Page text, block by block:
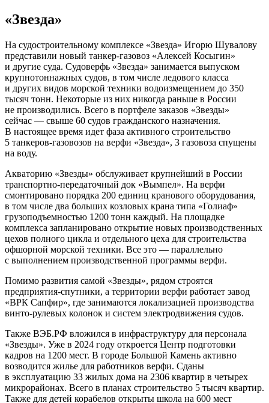
«Звезда»
На судостроительному комплексе «Звезда» Игорю Шувалову
представили новый танкер-газовоз «Алексей Косыгин»
и другие суда. Судоверфь «Звезда» занимается выпуском
крупнотоннажных судов, в том числе ледового класса
и других видов морской техники водоизмещением до 350
тысяч тонн. Некоторые из них никогда раньше в России
не производились. Всего в портфеле заказов «Звезды»
сейчас — свыше 60 судов гражданского назначения.
В настоящее время идет фаза активного строительство
5 танкеров-газовозов на верфи «Звезда», 3 газовоза спущены
на воду.
Акваторию «Звезды» обслуживает крупнейший в России
транспортно-передаточный док «Вымпел». На верфи
смонтировано порядка 200 единиц кранового оборудования,
в том числе два больших козловых крана типа «Голиаф»
грузоподъемностью 1200 тонн каждый. На площадке
комплекса запланировано открытие новых производственных
цехов полного цикла и отдельного цеха для строительства
офшорной морской техники. Все это — параллельно
с выполнением производственной программы верфи.
Помимо развития самой «Звезды», рядом строятся
предприятия-спутники, а территории верфи работает завод
«ВРК Сапфир», где занимаются локализацией производства
винто-рулевых колонок и систем электродвижения судов.
Также ВЭБ.РФ вложился в инфраструктуру для персонала
«Звезды». Уже в 2024 году откроется Центр подготовки
кадров на 1200 мест. В городе Большой Камень активно
возводится жилье для работников верфи. Сданы
в эксплуатацию 33 жилых дома на 2306 квартир в четырех
микрорайонах. Всего в планах строительство 5 тысяч квартир.
Также для детей корабелов открыты школа на 600 мест